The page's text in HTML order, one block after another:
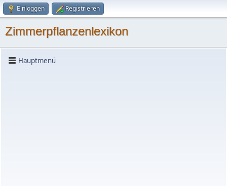
Einloggen Registrieren
Zimmerpflanzenlexikon
Hauptmenü